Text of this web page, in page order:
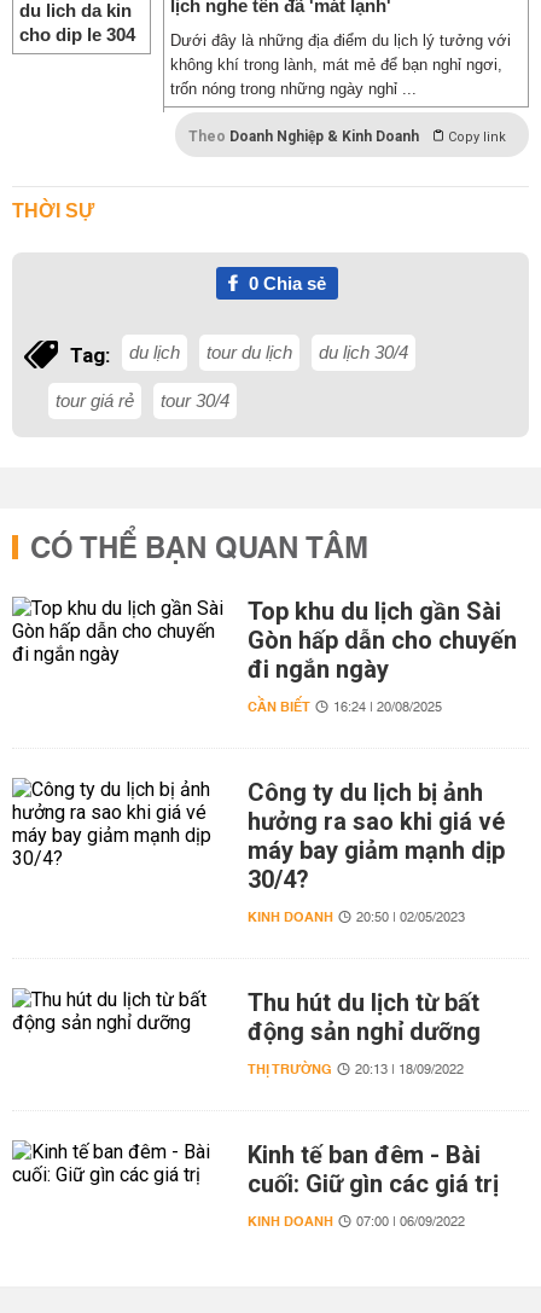
lịch nghe tên đã 'mát lạnh'
Dưới đây là những địa điểm du lịch lý tưởng với
không khí trong lành, mát mẻ để bạn nghỉ ngơi,
trốn nóng trong những ngày nghỉ ...
Theo Doanh Nghiệp & Kinh Doanh Copy link
THỜI SỰ
0Chia sẻ
Tag: du lịch tour du lịch du lịch 30/4
tour giá rẻ tour 30/4
CÓ THỂ BẠN QUAN TÂM
Top khu du lịch gần Sài
Gòn hấp dẫn cho chuyến
đi ngắn ngày
CẦN BIẾT 16:24 | 20/08/2025
Công ty du lịch bị ảnh
hưởng ra sao khi giá vé
máy bay giảm mạnh dịp
30/4?
KINH DOANH 20:50 | 02/05/2023
Thu hút du lịch từ bất
động sản nghỉ dưỡng
THỊ TRƯỜNG 20:13 | 18/09/2022
Kinh tế ban đêm - Bài
cuối: Giữ gìn các giá trị
KINH DOANH 07:00 | 06/09/2022